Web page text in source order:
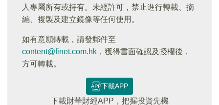
人專屬所有或持有。未經許可，禁止進行轉載、摘
編、複製及建立鏡像等任何使用。
如有意願轉載，請發郵件至
content@finet.com.hk ，獲得書面確認及授權後，
方可轉載。
下載APP
下載財華財經APP，把握投資先機